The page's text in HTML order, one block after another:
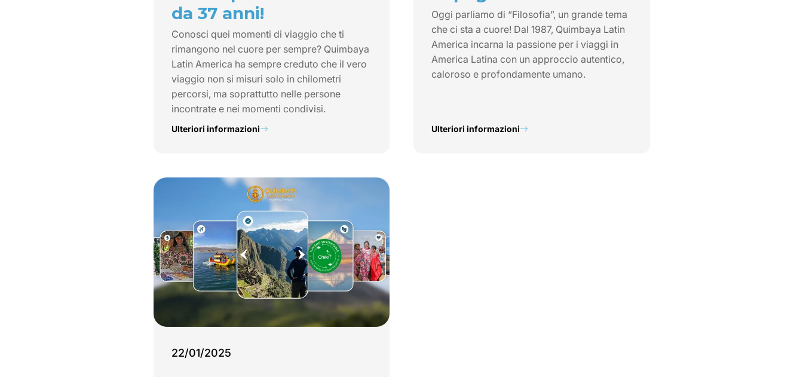
da 37 anni!
Conosci quei momenti di viaggio che ti
rimangono nel cuore per sempre? Quimbaya
Latin America ha sempre creduto che il vero
viaggio non si misuri solo in chilometri
percorsi, ma soprattutto nelle persone
incontrate e nei momenti condivisi.
Ulteriori informazioni
Oggi parliamo di “Filosofia”, un grande tema
che ci sta a cuore! Dal 1987, Quimbaya Latin
America incarna la passione per i viaggi in
America Latina con un approccio autentico,
caloroso e profondamente umano.
Ulteriori informazioni
22/01/2025